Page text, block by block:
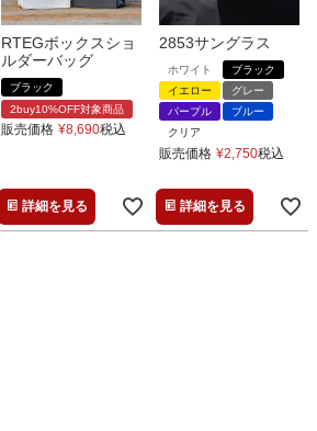
RTEGボックスショ
ルダーバッグ
ブラック
2buy10%OFF対象商品
販売価格 ¥8,690税込
詳細を見る
2853サングラス
ホワイト
ブラック
イエロー
グレー
パープル
ブルー
クリア
販売価格 ¥2,750税込
詳細を見る